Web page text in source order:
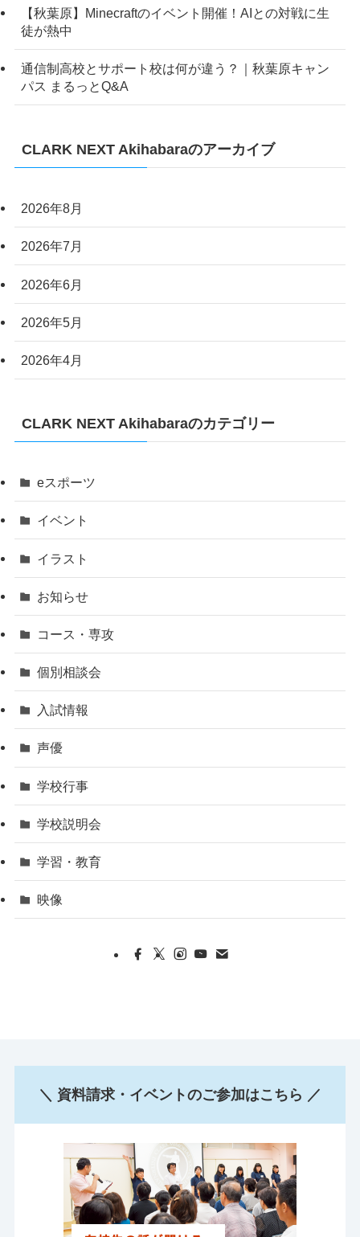
【秋葉原】Minecraftのイベント開催！AIとの対戦に生
徒が熱中
通信制高校とサポート校は何が違う？｜秋葉原キャン
パス まるっとQ&A
CLARK NEXT Akihabaraのアーカイブ
2026年8月
2026年7月
2026年6月
2026年5月
2026年4月
CLARK NEXT Akihabaraのカテゴリー
eスポーツ
イベント
イラスト
お知らせ
コース・専攻
個別相談会
入試情報
声優
学校行事
学校説明会
学習・教育
映像
＼ 資料請求・イベントのご参加はこちら ／